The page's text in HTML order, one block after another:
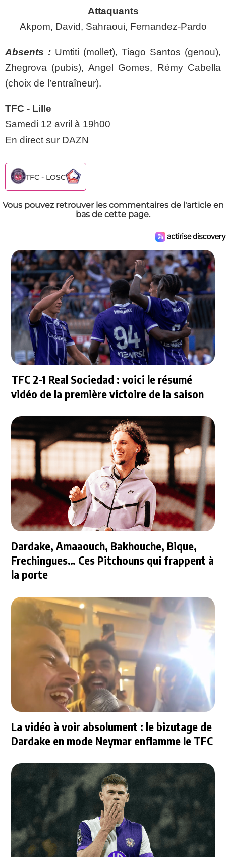
Attaquants
Akpom, David, Sahraoui, Fernandez-Pardo
Absents : Umtiti (mollet), Tiago Santos (genou),
Zhegrova (pubis), Angel Gomes, Rémy Cabella
(choix de l’entraîneur).
TFC - Lille
Samedi 12 avril à 19h00
En direct sur DAZN
TFC - LOSC
Vous pouvez retrouver les commentaires de l'article en
bas de cette page.
TFC 2-1 Real Sociedad : voici le résumé
vidéo de la première victoire de la saison
Dardake, Amaaouch, Bakhouche, Bique,
Frechingues… Ces Pitchouns qui frappent à
la porte
La vidéo à voir absolument : le bizutage de
Dardake en mode Neymar enflamme le TFC